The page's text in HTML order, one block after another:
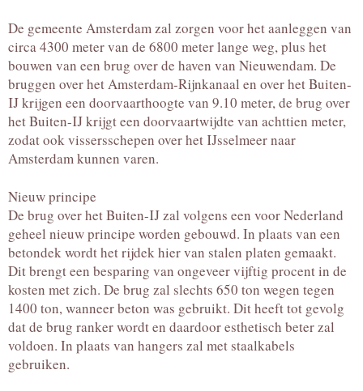
De gemeente Amsterdam zal zorgen voor het aanleggen van
circa 4300 meter van de 6800 meter lange weg, plus het
bouwen van een brug over de haven van Nieuwendam. De
bruggen over het Amsterdam-Rijnkanaal en over het Buiten-
IJ krijgen een doorvaarthoogte van 9.10 meter, de brug over
het Buiten-IJ krijgt een doorvaartwijdte van achttien meter,
zodat ook vissersschepen over het IJsselmeer naar
Amsterdam kunnen varen.
Nieuw principe
De brug over het Buiten-IJ zal volgens een voor Nederland
geheel nieuw principe worden gebouwd. In plaats van een
betondek wordt het rijdek hier van stalen platen gemaakt.
Dit brengt een besparing van ongeveer vijftig procent in de
kosten met zich. De brug zal slechts 650 ton wegen tegen
1400 ton, wanneer beton was gebruikt. Dit heeft tot gevolg
dat de brug ranker wordt en daardoor esthetisch beter zal
voldoen. In plaats van hangers zal met staalkabels
gebruiken.